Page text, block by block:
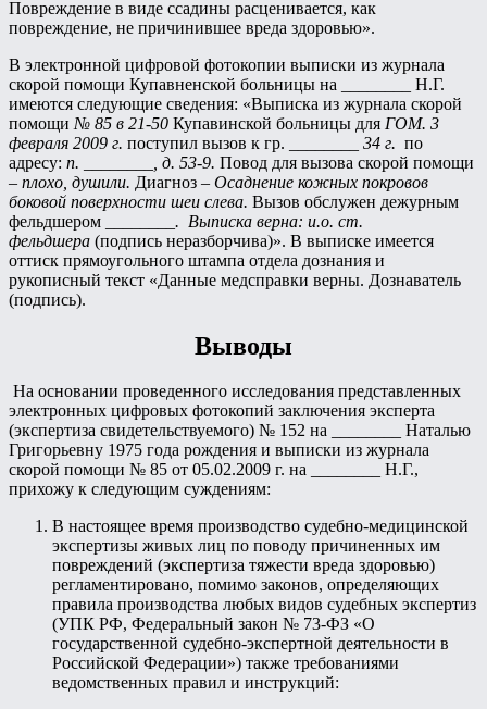
Повреждение в виде ссадины расценивается, как
повреждение, не причинившее вреда здоровью».
В электронной цифровой фотокопии выписки из журнала
скорой помощи Купавненской больницы на ________ Н.Г.
имеются следующие сведения: «Выписка из журнала скорой
помощи № 85 в 21-50 Купавинской больницы для ГОМ. 3
февраля 2009 г. поступил вызов к гр. ________ 34 г. по
адресу: п. ________, д. 53-9. Повод для вызова скорой помощи
– плохо, душили. Диагноз – Осаднение кожных покровов
боковой поверхности шеи слева. Вызов обслужен дежурным
фельдшером ________ . Выписка верна: и.о. ст.
фельдшера (подпись неразборчива)». В выписке имеется
оттиск прямоугольного штампа отдела дознания и
рукописный текст «Данные медсправки верны. Дознаватель
(подпись).
Выводы
На основании проведенного исследования представленных
электронных цифровых фотокопий заключения эксперта
(экспертиза свидетельствуемого) № 152 на ________ Наталью
Григорьевну 1975 года рождения и выписки из журнала
скорой помощи № 85 от 05.02.2009 г. на ________ Н.Г.,
прихожу к следующим суждениям:
В настоящее время производство судебно-медицинской
экспертизы живых лиц по поводу причиненных им
повреждений (экспертиза тяжести вреда здоровью)
регламентировано, помимо законов, определяющих
правила производства любых видов судебных экспертиз
(УПК РФ, Федеральный закон № 73-ФЗ «О
государственной судебно-экспертной деятельности в
Российской Федерации») также требованиями
ведомственных правил и инструкций: